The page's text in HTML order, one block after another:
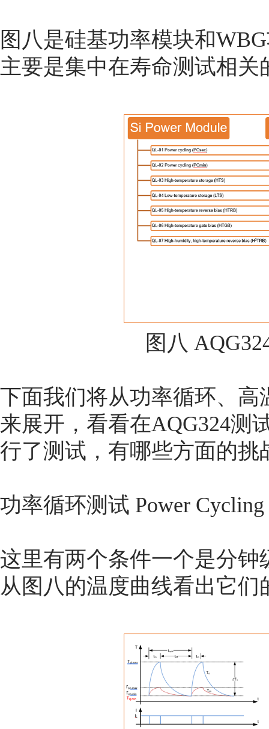
图八是硅基功率模块和
主要是集中在寿命测试相关
图八
下面我们将从功率循环、
来展开，看看在AQG324测
行了测试，有哪些方面的挑
功率循环测试 Power Cycling
这里有两个条件一个是分
从图八的温度曲线看出它们